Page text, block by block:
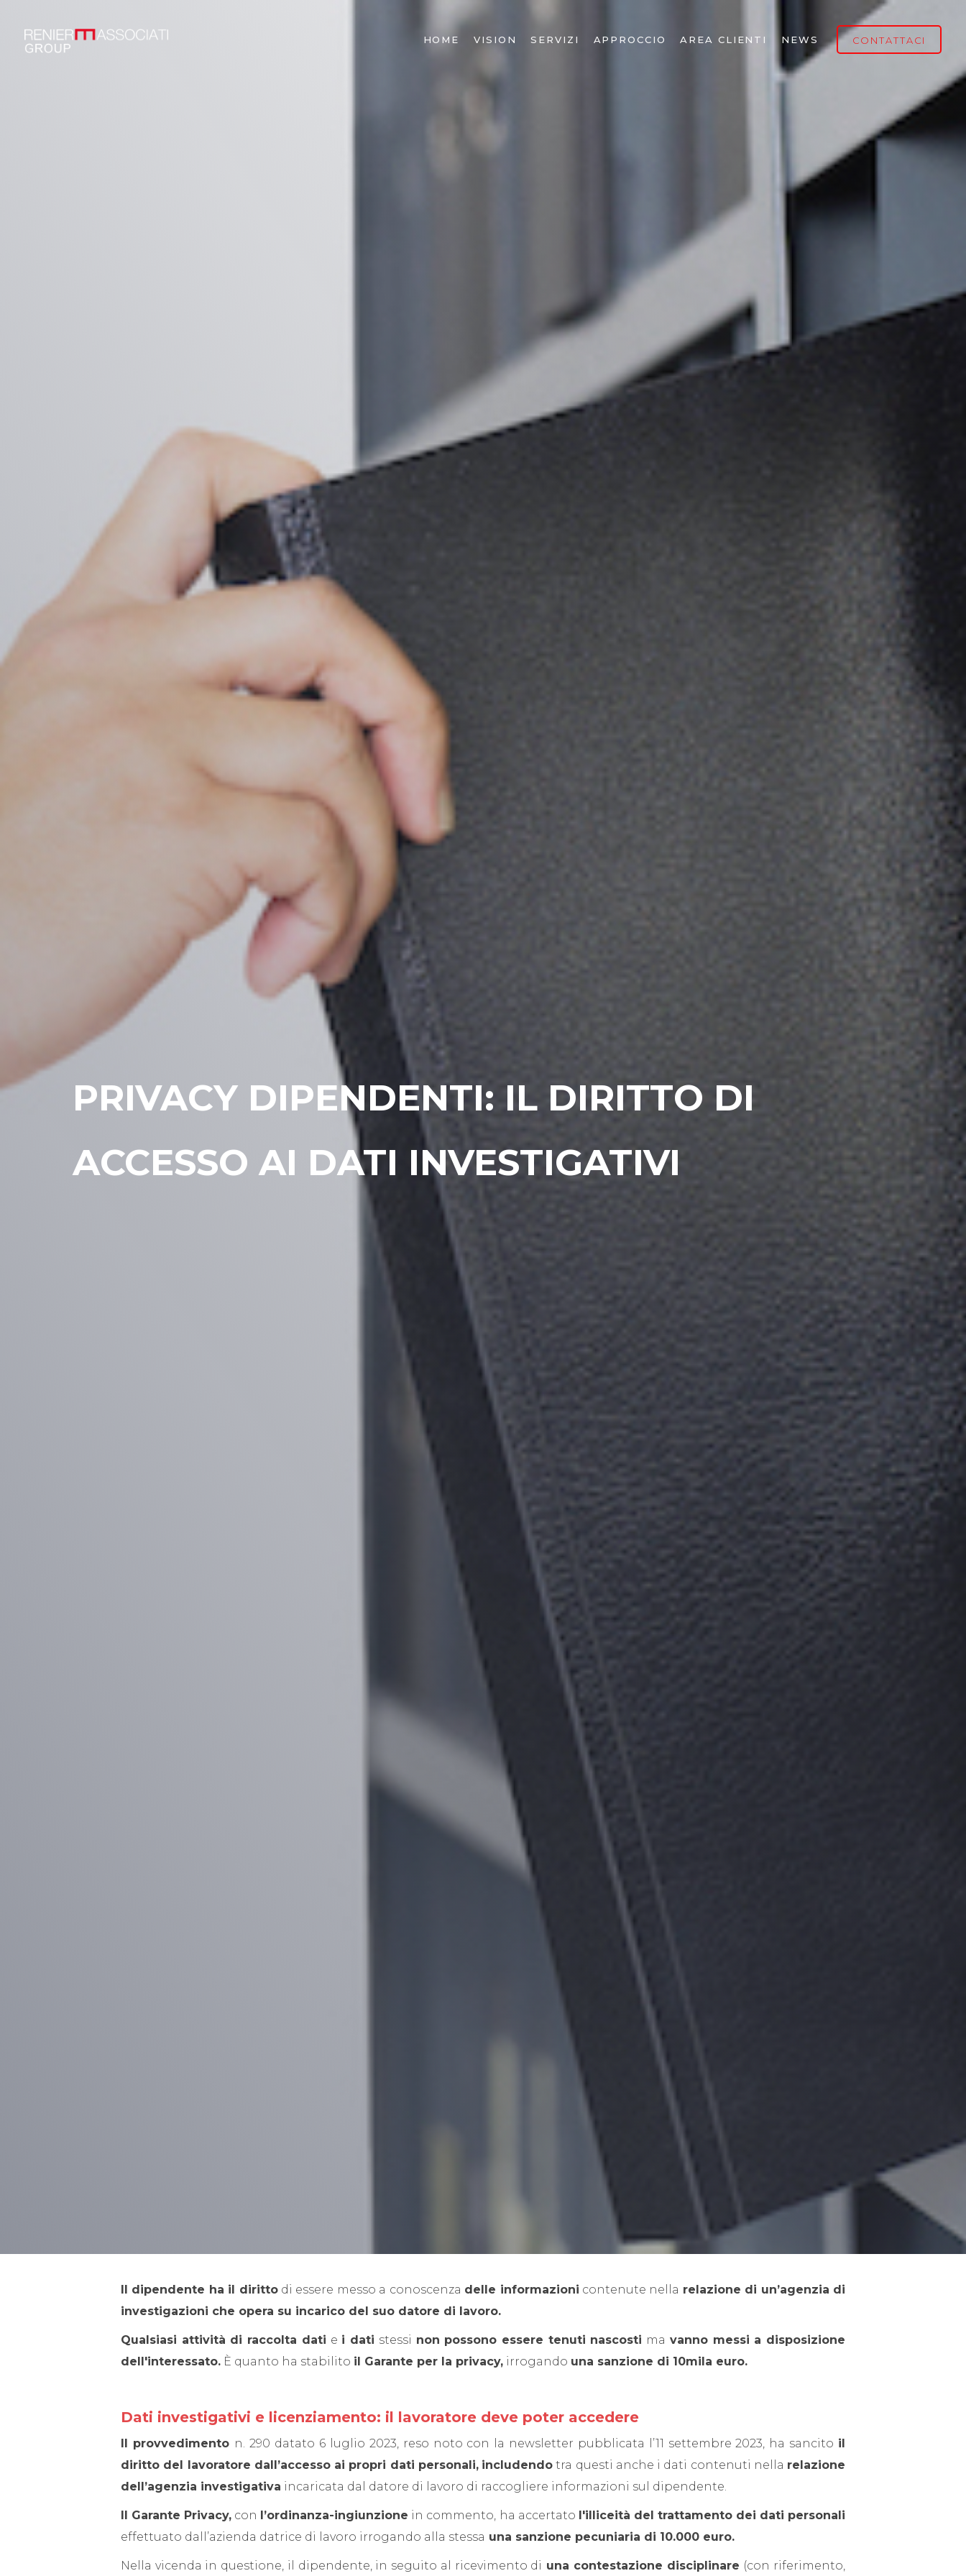
HOME VISION SERVIZI APPROCCIO AREA CLIENTI NEWS CONTATTACI
PRIVACY DIPENDENTI: IL DIRITTO DI
ACCESSO AI DATI INVESTIGATIVI
Il dipendente ha il dirittodi essere messo a conoscenza delle informazioni contenute nella relazione di un’agenzia di
investigazioni che opera su incarico del suo datore di lavoro.
Qualsiasi attività di raccolta dati e i dati stessi non possono essere tenuti nascosti ma vanno messi a disposizione
dell'interessato. È quanto ha stabilito il Garante per la privacy, irrogando una sanzione di 10mila euro.
Dati investigativi e licenziamento: il lavoratore deve poter accedere
Il provvedimento n. 290 datato 6 luglio 2023, reso noto con la newsletter pubblicata l’11 settembre 2023, ha sancito il
diritto del lavoratore dall’accesso ai propri dati personali, includendo tra questi anche i dati contenuti nella relazione
dell’agenzia investigativa incaricata dal datore di lavoro di raccogliere informazioni sul dipendente.
Il Garante Privacy, con l’ordinanza-ingiunzione in commento, ha accertato l'illiceità del trattamento dei dati personali
effettuato dall’azienda datrice di lavoro irrogando alla stessa una sanzione pecuniaria di 10.000 euro.
Nella vicenda in questione, il dipendente, in seguito al ricevimento di una contestazione disciplinare (con riferimento,